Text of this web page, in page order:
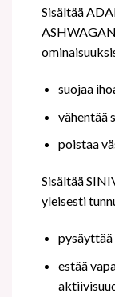
Sisältää
suojaa
vähentää
poistaa
Sisältää
yleisesti
pysäyttää
estää